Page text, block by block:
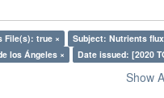
File(s): true ×
Subject: Nutrients
los Ángeles × Date issued: [2020
Show